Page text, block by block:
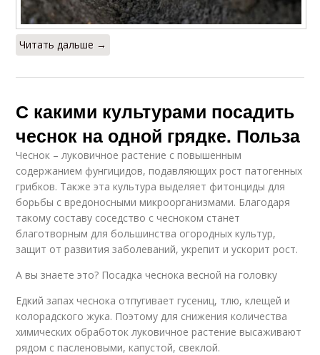
Читать дальше →
С какими культурами посадить
чеснок на одной грядке. Польза
Чеснок – луковичное растение с повышенным
содержанием фунгицидов, подавляющих рост патогенных
грибков. Также эта культура выделяет фитонциды для
борьбы с вредоносными микроорганизмами. Благодаря
такому составу соседство с чесноком станет
благотворным для большинства огородных культур,
защит от развития заболеваний, укрепит и ускорит рост.
А вы знаете это? Посадка чеснока весной на головку
Едкий запах чеснока отпугивает гусениц, тлю, клещей и
колорадского жука. Поэтому для снижения количества
химических обработок луковичное растение высаживают
рядом с пасленовыми, капустой, свеклой.